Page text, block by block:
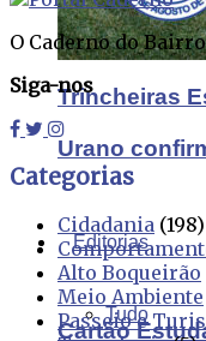
Urano
Editorias
Tudo
Trincheiras
Cartão
O Caderno do
Siga-nos
Categorias
Cidadania (198)
Alto Boqueirão
Meio Ambiente
Passeio e